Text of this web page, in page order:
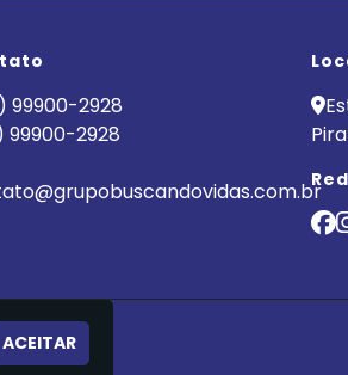
99900-2928
99900-2928
ACEITAR